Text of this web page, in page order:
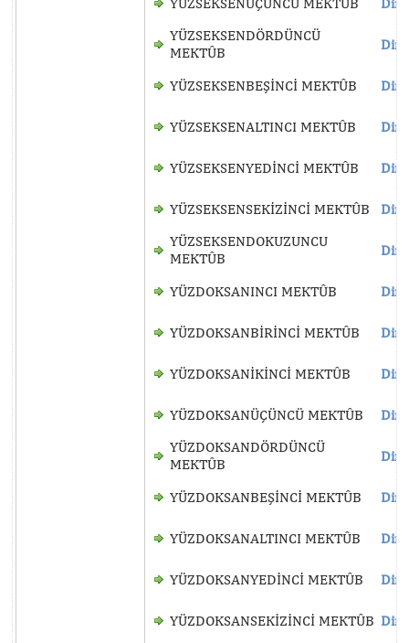
YÜZSEKSENDÖRDÜNCÜ
MEKTÛB
YÜZSEKSENBEŞİNCİ MEKTÛB
YÜZSEKSENALTINCI MEKTÛB
YÜZSEKSENYEDİNCİ MEKTÛB
YÜZSEKSENSEKİZİNCİ MEKTÛB
YÜZSEKSENDOKUZUNCU
MEKTÛB
YÜZDOKSANINCI MEKTÛB
YÜZDOKSANBİRİNCİ MEKTÛB
YÜZDOKSANİKİNCİ MEKTÛB
YÜZDOKSANÜÇÜNCÜ MEKTÛB
YÜZDOKSANDÖRDÜNCÜ
MEKTÛB
YÜZDOKSANBEŞİNCİ MEKTÛB
YÜZDOKSANALTINCI MEKTÛB
YÜZDOKSANYEDİNCİ MEKTÛB
YÜZDOKSANSEKİZİNCİ MEKTÛB